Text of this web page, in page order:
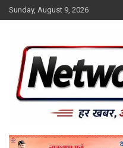
Skip
to
Sunday, August 9, 2026
Network10tv